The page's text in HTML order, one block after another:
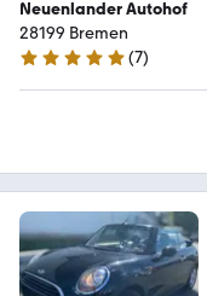
Neuenlander Autohof
28199 Bremen
5 Sterne
(7)